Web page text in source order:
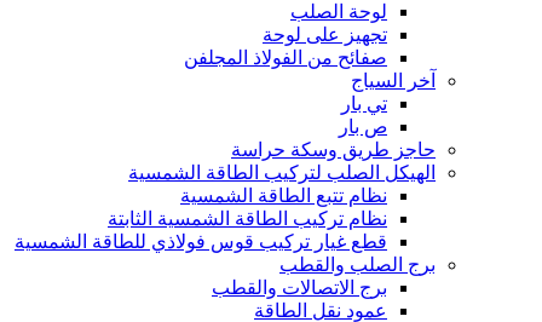
لوحة الصلب
تجهيز على لوحة
صفائح من الفولاذ المجلفن
آخر السياج
تي بار
ص بار
حاجز طريق وسكة حراسة
الهيكل الصلب لتركيب الطاقة الشمسية
نظام تتبع الطاقة الشمسية
نظام تركيب الطاقة الشمسية الثابتة
قطع غيار تركيب قوس فولاذي للطاقة الشمسية
برج الصلب والقطب
برج الاتصالات والقطب
عمود نقل الطاقة